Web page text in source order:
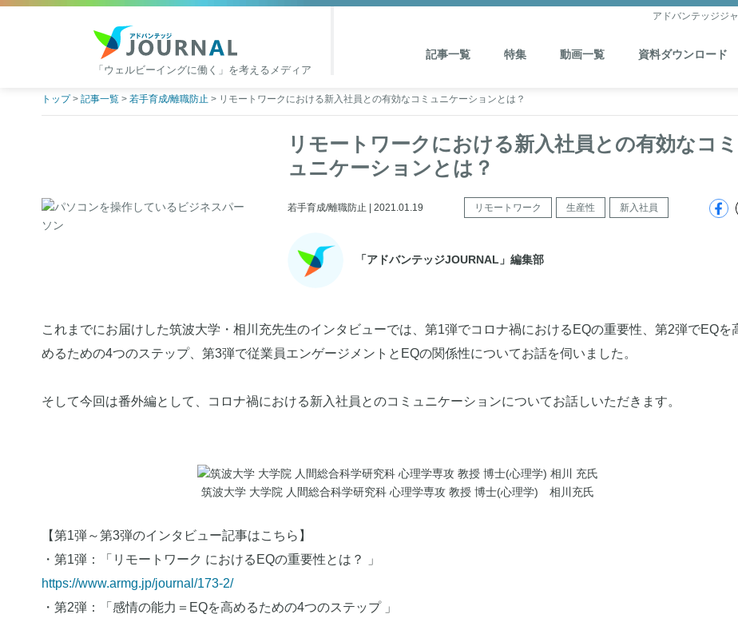
「ウェルビーイングに働く」を考えるメディア
アドバンテッジジ
記事一覧 特集 動画一覧 資料ダウンロード
トップ> 記事一覧 > 若手育成/離職防止 > リモートワークにおける新入社員との有効なコミュニケーションとは？
リモートワークにおける新入社員との有効なコミ
ュニケーションとは？
若手育成/離職防止 | 2021.01.19 リモートワーク 生産性 新入社員
「アドバンテッジJOURNAL」編集部
これまでにお届けした筑波大学・相川充先生のインタビューでは、第1弾でコロナ禍におけるEQの重要性、第2弾でEQを
めるための4つのステップ、第3弾で従業員エンゲージメントとEQの関係性についてお話を伺いました。
そして今回は番外編として、コロナ禍における新入社員とのコミュニケーションについてお話しいただきます。
筑波大学 大学院 人間総合科学研究科 心理学専攻 教授 博士(心理学) 相川充氏
【第1弾～第3弾のインタビュー記事はこちら】
・第1弾：「リモートワーク におけるEQの重要性とは？ 」
https://www.armg.jp/journal/173-2/
・第2弾：「感情の能力＝EQを高めるための4つのステップ 」